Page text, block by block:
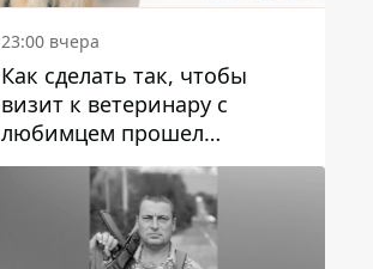
23:00 вчера
Как сделать так, чтобы
визит к ветеринару с
любимцем прошел
спокойно: простые советы